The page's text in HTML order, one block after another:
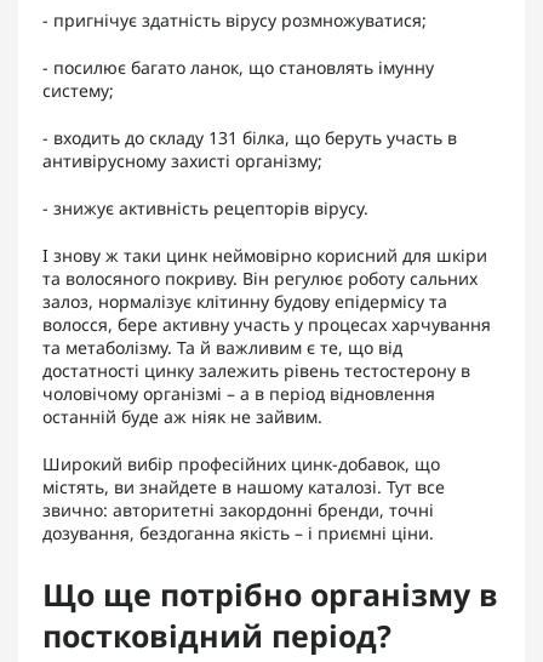
- пригнічує здатність вірусу розмножуватися;
- посилює багато ланок, що становлять імунну
систему;
- входить до складу 131 білка, що беруть участь в
антивірусному захисті організму;
- знижує активність рецепторів вірусу.
І знову ж таки цинк неймовірно корисний для шкіри
та волосяного покриву. Він регулює роботу сальних
залоз, нормалізує клітинну будову епідермісу та
волосся, бере активну участь у процесах харчування
та метаболізму. Та й важливим є те, що від
достатності цинку залежить рівень тестостерону в
чоловічому організмі – а в період відновлення
останній буде аж ніяк не зайвим.
Широкий вибір професійних цинк-добавок, що
містять, ви знайдете в нашому каталозі. Тут все
звично: авторитетні закордонні бренди, точні
дозування, бездоганна якість – і приємні ціни.
Що ще потрібно організму в
постковідний період?